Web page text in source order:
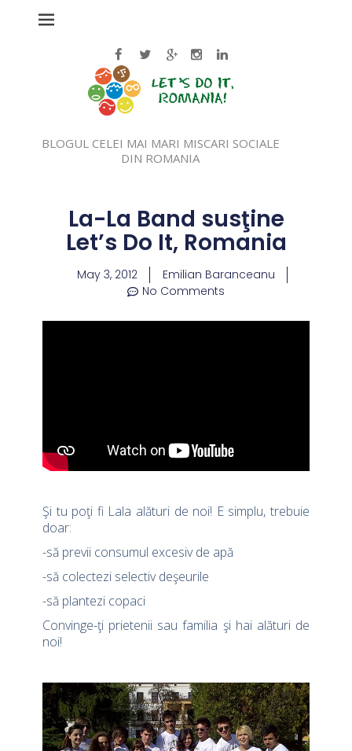
BLOGUL CELEI MAI MARI MISCARI SOCIALE
DIN ROMANIA
La-La Band susţine
Let’s Do It, Romania
May 3, 2012
Emilian Baranceanu
No Comments
Şi tu poţi fi Lala alături de noi! E simplu, trebuie
doar:
-să previi consumul excesiv de apă
-să colectezi selectiv deşeurile
-să plantezi copaci
Convinge-ţi prietenii sau familia şi hai alături de
noi!